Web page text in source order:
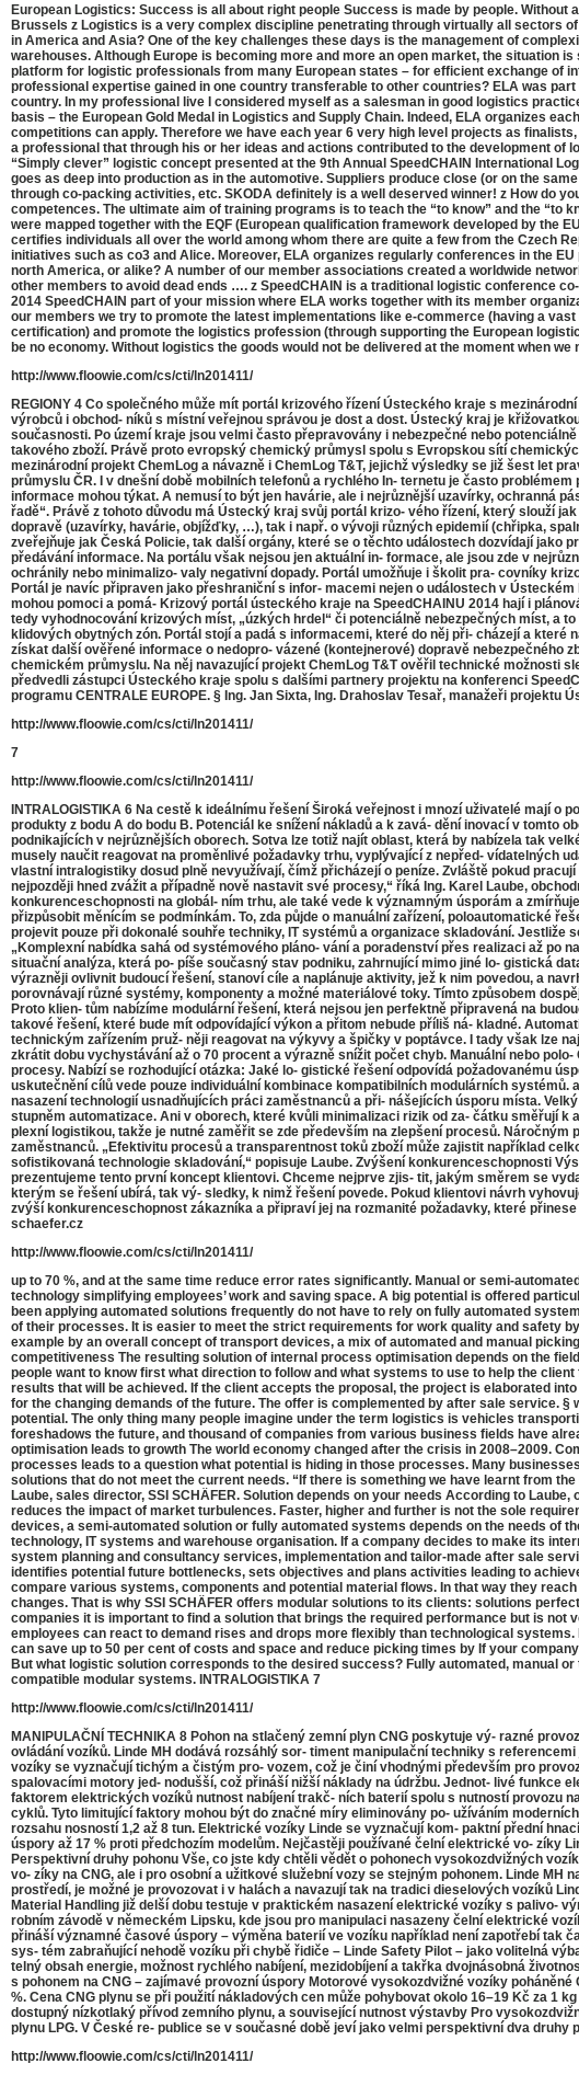
European Logistics: Success is all about right people Success is made by people.
Brussels z Logistics is a very complex discipline penetrating through virtually all sectors
in America and Asia? One of the key challenges these days is the management of
warehouses. Although Europe is becoming more and more an open market, the situation
platform for logistic professionals from many European states – for efficient exchange of
professional expertise gained in one country transferable to other countries? ELA was
country. In my professional live I considered myself as a salesman in good logistics
basis – the European Gold Medal in Logistics and Supply Chain. Indeed, ELA organizes
competitions can apply. Therefore we have each year 6 very high level projects as
a professional that through his or her ideas and actions contributed to the development
“Simply clever” logistic concept presented at the 9th Annual SpeedCHAIN International
goes as deep into production as in the automotive. Suppliers produce close (or on the
through co-packing activities, etc. SKODA definitely is a well deserved winner! z How do
competences. The ultimate aim of training programs is to teach the “to know” and the
were mapped together with the EQF (European qualification framework developed by the
certifies individuals all over the world among whom there are quite a few from the Czech
initiatives such as co3 and Alice. Moreover, ELA organizes regularly conferences in the
north America, or alike? A number of our member associations created a worldwide
other members to avoid dead ends …. z SpeedCHAIN is a traditional logistic conference
2014 SpeedCHAIN part of your mission where ELA works together with its member
our members we try to promote the latest implementations like e-commerce (having a
certification) and promote the logistics profession (through supporting the European
be no economy. Without logistics the goods would not be delivered at the moment when
http://www.floowie.com/cs/cti/ln201411/
REGIONY 4 Co společného může mít portál krizového řízení Ústeckého kraje s
výrobců i obchod- níků s místní veřejnou správou je dost a dost. Ústecký kraj je
současnosti. Po území kraje jsou velmi často přepravovány i nebezpečné nebo
takového zboží. Právě proto evropský chemický průmysl spolu s Evropskou sítí
mezinárodní projekt ChemLog a návazně i ChemLog T&T, jejichž výsledky se již šest let
průmyslu ČR. I v dnešní době mobilních telefonů a rychlého In- ternetu je často
informace mohou týkat. A nemusí to být jen havárie, ale i nejrůznější uzavírky, ochranná
řadě“. Právě z tohoto důvodu má Ústecký kraj svůj portál krizo- vého řízení, který slouží
dopravě (uzavírky, havárie, objížďky, …), tak i např. o vývoji různých epidemií (chřipka,
zveřejňuje jak Česká Policie, tak další orgány, které se o těchto událostech dozvídají jako
předávání informace. Na portálu však nejsou jen aktuální in- formace, ale jsou zde v
ochránily nebo minimalizo- valy negativní dopady. Portál umožňuje i školit pra- covníky
Portál je navíc připraven jako přeshraniční s infor- macemi nejen o událostech v
mohou pomoci a pomá- Krizový portál ústeckého kraje na SpeedCHAINU 2014 hají i
tedy vyhodnocování krizových míst, „úzkých hrdel“ či potenciálně nebezpečných míst, a
klidových obytných zón. Portál stojí a padá s informacemi, které do něj při- cházejí a
získat další ověřené informace o nedopro- vázené (kontejnerové) dopravě
chemickém průmyslu. Na něj navazující projekt ChemLog T&T ověřil technické možnosti
předvedli zástupci Ústeckého kraje spolu s dalšími partnery projektu na konferenci
programu CENTRALE EUROPE. § Ing. Jan Sixta, Ing. Drahoslav Tesař, manažeři projektu
http://www.floowie.com/cs/cti/ln201411/
7
http://www.floowie.com/cs/cti/ln201411/
INTRALOGISTIKA 6 Na cestě k ideálnímu řešení Široká veřejnost i mnozí uživatelé mají
produkty z bodu A do bodu B. Potenciál ke snížení nákladů a k zavá- dění inovací v tomto
podnikajících v nejrůznějších oborech. Sotva lze totiž najít oblast, která by nabízela tak
musely naučit reagovat na proměnlivé požadavky trhu, vyplývající z nepřed- vídatelných
vlastní intralogistiky dosud plně nevyužívají, čímž přicházejí o peníze. Zvláště pokud
nejpozději hned zvážit a případně nově nastavit své procesy,“ říká Ing. Karel Laube,
konkurenceschopnosti na globál- ním trhu, ale také vede k významným úsporám a
přizpůsobit měnícím se podmínkám. To, zda půjde o manuální zařízení, poloautomatické
projevit pouze při dokonalé souhře techniky, IT systémů a organizace skladování.
„Komplexní nabídka sahá od systémového pláno- vání a poradenství přes realizaci až po
situační analýza, která po- píše současný stav podniku, zahrnující mimo jiné lo- gistická
výrazněji ovlivnit budoucí řešení, stanoví cíle a naplánuje aktivity, jež k nim povedou, a
porovnávají různé systémy, komponenty a možné materiálové toky. Tímto způsobem
Proto klien- tům nabízíme modulární řešení, která nejsou jen perfektně připravená na
takové řešení, které bude mít odpovídající výkon a přitom nebude příliš ná- kladné.
technickým zařízením pruž- něji reagovat na výkyvy a špičky v poptávce. I tady však lze
zkrátit dobu vychystávání až o 70 procent a výrazně snížit počet chyb. Manuální nebo
procesy. Nabízí se rozhodující otázka: Jaké lo- gistické řešení odpovídá požadovanému
uskutečnění cílů vede pouze individuální kombinace kompatibilních modulárních
nasazení technologií usnadňujících práci zaměstnanců a při- nášejících úsporu místa.
stupněm automatizace. Ani v oborech, které kvůli minimalizaci rizik od za- čátku směřují
plexní logistikou, takže je nutné zaměřit se zde především na zlepšení procesů.
zaměstnanců. „Efektivitu procesů a transparentnost toků zboží může zajistit například
sofistikovaná technologie skladování,“ popisuje Laube. Zvýšení konkurenceschopnosti
prezentujeme tento první koncept klientovi. Chceme nejprve zjis- tit, jakým směrem se
kterým se řešení ubírá, tak vý- sledky, k nimž řešení povede. Pokud klientovi návrh
zvýší konkurenceschopnost zákazníka a připraví jej na rozmanité požadavky, které
schaefer.cz
http://www.floowie.com/cs/cti/ln201411/
up to 70 %, and at the same time reduce error rates significantly. Manual or semi-
technology simplifying employees’ work and saving space. A big potential is offered
been applying automated solutions frequently do not have to rely on fully automated
of their processes. It is easier to meet the strict requirements for work quality and safety
example by an overall concept of transport devices, a mix of automated and manual
competitiveness The resulting solution of internal process optimisation depends on the
people want to know first what direction to follow and what systems to use to help the
results that will be achieved. If the client accepts the proposal, the project is elaborated
for the changing demands of the future. The offer is complemented by after sale service.
potential. The only thing many people imagine under the term logistics is vehicles
foreshadows the future, and thousand of companies from various business fields have
optimisation leads to growth The world economy changed after the crisis in 2008–2009.
processes leads to a question what potential is hiding in those processes. Many
solutions that do not meet the current needs. “If there is something we have learnt from
Laube, sales director, SSI SCHÄFER. Solution depends on your needs According to
reduces the impact of market turbulences. Faster, higher and further is not the sole
devices, a semi-automated solution or fully automated systems depends on the needs of
technology, IT systems and warehouse organisation. If a company decides to make its
system planning and consultancy services, implementation and tailor-made after sale
identifies potential future bottlenecks, sets objectives and plans activities leading to
compare various systems, components and potential material flows. In that way they
changes. That is why SSI SCHÄFER offers modular solutions to its clients: solutions
companies it is important to find a solution that brings the required performance but is
employees can react to demand rises and drops more flexibly than technological
can save up to 50 per cent of costs and space and reduce picking times by If your
But what logistic solution corresponds to the desired success? Fully automated, manual
compatible modular systems. INTRALOGISTIKA 7
http://www.floowie.com/cs/cti/ln201411/
MANIPULAČNÍ TECHNIKA 8 Pohon na stlačený zemní plyn CNG poskytuje vý- razné
ovládání vozíků. Linde MH dodává rozsáhlý sor- timent manipulační techniky s
vozíky se vyznačují tichým a čistým pro- vozem, což je činí vhodnými především pro
spalovacími motory jed- nodušší, což přináší nižší náklady na údržbu. Jednot- livé funkce
faktorem elektrických vozíků nutnost nabíjení trakč- ních baterií spolu s nutností provozu
cyklů. Tyto limitující faktory mohou být do značné míry eliminovány po- užíváním
rozsahu nosností 1,2 až 8 tun. Elektrické vozíky Linde se vyznačují kom- paktní přední
úspory až 17 % proti předchozím modelům. Nejčastěji používané čelní elektrické vo- zíky
Perspektivní druhy pohonu Vše, co jste kdy chtěli vědět o pohonech vysokozdvižných
vo- zíky na CNG, ale i pro osobní a užitkové služební vozy se stejným pohonem. Linde
prostředí, je možné je provozovat i v halách a navazují tak na tradici dieselových vozíků
Material Handling již delší dobu testuje v praktickém nasazení elektrické vozíky s palivo-
robním závodě v německém Lipsku, kde jsou pro manipulaci nasazeny čelní elektrické
přináší významné časové úspory – výměna baterií ve vozíku například není zapotřebí tak
sys- tém zabraňující nehodě vozíku při chybě řidiče – Linde Safety Pilot – jako volitelná
telný obsah energie, možnost rychlého nabíjení, mezidobíjení a takřka dvojnásobná
s pohonem na CNG – zajímavé provozní úspory Motorové vysokozdvižné vozíky
%. Cena CNG plynu se při použití nákladových cen může pohybovat okolo 16–19 Kč za 1
dostupný nízkotlaký přívod zemního plynu, a související nutnost výstavby Pro
plynu LPG. V České re- publice se v současné době jeví jako velmi perspektivní dva druhy
http://www.floowie.com/cs/cti/ln201411/